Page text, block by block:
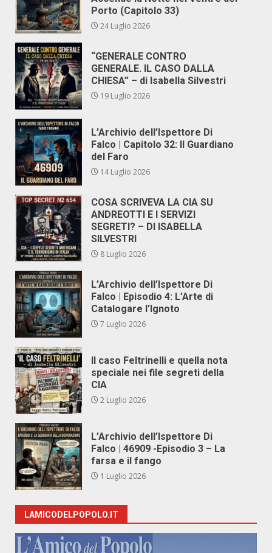
Porto (Capitolo 33)
24 Luglio 2026
“GENERALE CONTRO
GENERALE. IL CASO DALLA
CHIESA” – di Isabella Silvestri
19 Luglio 2026
L’Archivio dell’Ispettore Di
Falco | Capitolo 32: Il Guardiano
del Faro
14 Luglio 2026
COSA SCRIVEVA LA CIA SU
ANDREOTTI E I SERVIZI
SEGRETI? – DI ISABELLA
SILVESTRI
8 Luglio 2026
L’Archivio dell’Ispettore Di
Falco | Episodio 4: L’Arte di
Catalogare l’Ignoto
7 Luglio 2026
Il caso Feltrinelli e quella nota
speciale nei file segreti della
CIA
2 Luglio 2026
L’Archivio dell’Ispettore Di
Falco | 46909 -Episodio 3 – La
farsa e il fango
1 Luglio 2026
LAMICODELPOPOLO.IT